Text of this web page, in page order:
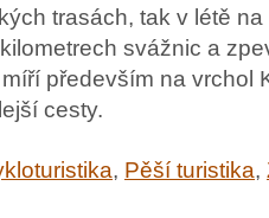
trasách, tak v létě
svážnic a
především na vrchol
cesty.
, Pěší turistika,